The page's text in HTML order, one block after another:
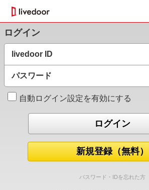
ログイン
livedoor ID
パスワード
自動ログイン設定を有効にする
新規登録（無料）
パスワード・IDを忘れた方